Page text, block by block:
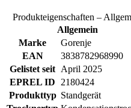
Produkteigenschaften –
Allgemein
Marke
Gorenje
EAN
3838782968990
Gelistet seit April 2025
EPREL ID
2180424
Produkttyp Standgerät